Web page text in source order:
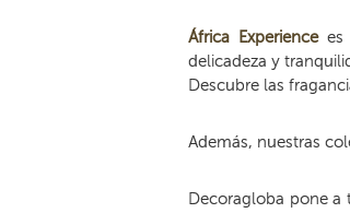
África Experiencees
delicadeza y
Descubre las
Además, nuestras
Decoragloba pone a